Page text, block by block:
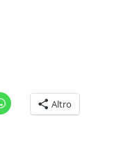
Altro